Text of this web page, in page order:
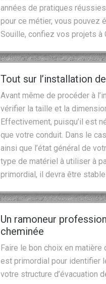
années de pratiques
pour ce métier, vous pouvez
Souille, confiez vos projets à
Tout sur l’installation
Avant même de procéder à
vérifier la taille et la
Effectivement, puisqu’il est
que votre conduit. Dans le
ainsi que l’état général de
type de matériel à utiliser à
primordial, il devra être
Un ramoneur
cheminée
Faire le bon choix en
est primordial pour identifier
votre structure d’évacuation